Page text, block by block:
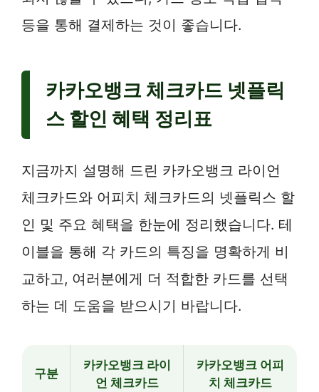
등을 통해 결제하는 것이 좋습니다.
카카오뱅크 체크카드 넷플릭
스 할인 혜택 정리표
지금까지 설명해 드린 카카오뱅크 라이언
체크카드와 어피치 체크카드의 넷플릭스 할
인 및 주요 혜택을 한눈에 정리했습니다. 테
이블을 통해 각 카드의 특징을 명확하게 비
교하고, 여러분에게 더 적합한 카드를 선택
하는 데 도움을 받으시기 바랍니다.
구분
카카오뱅크 라이
언 체크카드
카카오뱅크 어피
치 체크카드